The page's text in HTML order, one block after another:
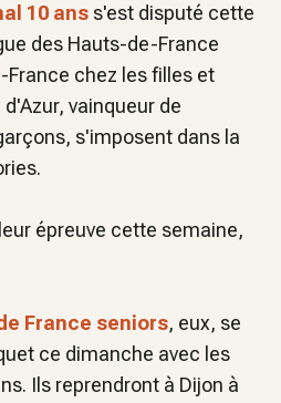
10 ans s'est disputé cette
des Hauts-de-France
chez les filles et
vainqueur de
s'imposent dans la
épreuve cette semaine,
France seniors, eux, se
ce dimanche avec les
Ils reprendront à Dijon à